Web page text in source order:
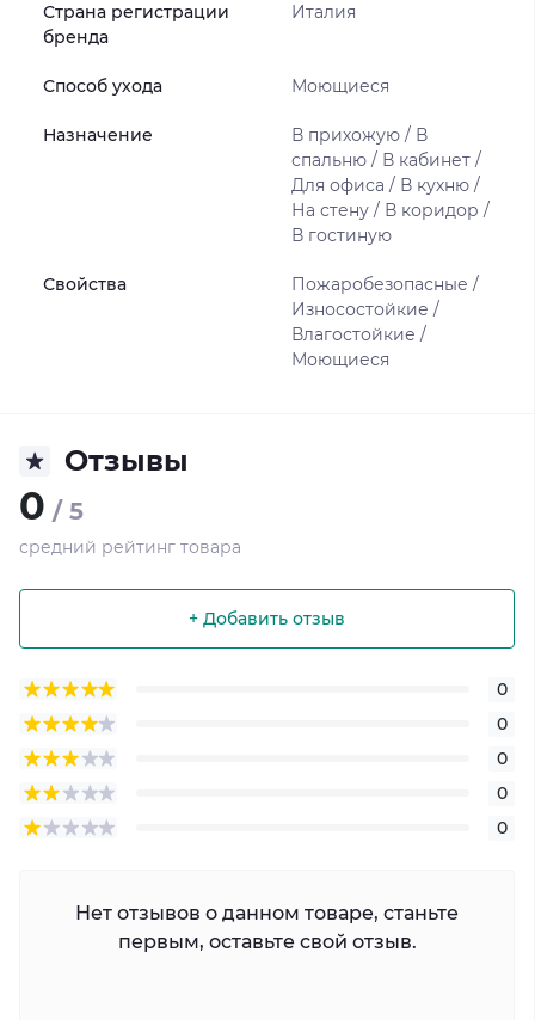
Страна регистрации
бренда
Италия
Способ ухода Моющиеся
Назначение
В прихожую / В
спальню / В кабинет /
Для офиса / В кухню /
На стену / В коридор /
В гостиную
Свойства
Пожаробезопасные /
Износостойкие /
Влагостойкие /
Моющиеся
Отзывы
0 / 5
средний рейтинг товара
+ Добавить отзыв
0
0
0
0
0
Нет отзывов о данном товаре, станьте
первым, оставьте свой отзыв.